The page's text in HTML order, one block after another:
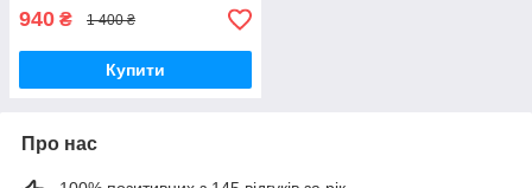
940 ₴ 1 400 ₴
Купити
Про нас